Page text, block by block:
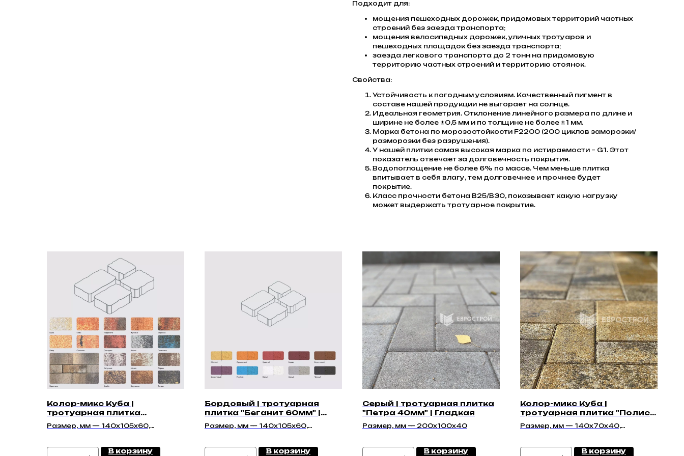
Подходит для:
мощения пешеходных дорожек, придомовых территорий частных
строений без заезда транспорта;
мощения велосипедных дорожек, уличных тротуаров и
пешеходных площадок без заезда транспорта;
заезда легкового транспорта до 2 тонн на придомовую
территорию частных строений и территорию стоянок.
Свойства:
Устойчивость к погодным условиям. Качественный пигмент в
составе нашей продукции не выгорает на солнце.
Идеальная геометрия. Отклонение линейного размера по длине и
ширине не более ±0,5 мм и по толщине не более ±1 мм.
Марка бетона по морозостойкости F2200 (200 циклов заморозки/
разморозки без разрушения).
У нашей плитки самая высокая марка по истираемости – G1. Этот
показатель отвечает за долговечность покрытия.
Водопоглощение не более 6% по массе. Чем меньше плитка
впитывает в себя влагу, тем долговечнее и прочнее будет
покрытие.
Класс прочности бетона В25/В30, показывает какую нагрузку
может выдержать тротуарное покрытие.
Колор-микс Куба |
тротуарная плитка
"Беганит 60мм" | Гладкая
Размер, мм — 140х105х60,
В корзину
Бордовый | тротуарная
плитка "Беганит 60мм" |
Гладкая
Размер, мм — 140х105х60,
В корзину
Серый | тротуарная плитка
"Петра 40мм" | Гладкая
Размер, мм — 200x100x40
В корзину
Колор-микс Куба |
тротуарная плитка "Полис
40мм" | Гладкая
Размер, мм — 140х70х40,
В корзину